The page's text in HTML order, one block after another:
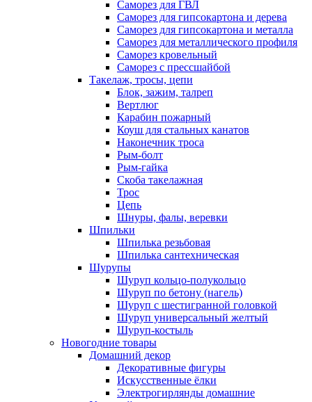
Саморез для ГВЛ
Саморез для гипсокартона и дерева
Саморез для гипсокартона и металла
Саморез для металлического профиля
Саморез кровельный
Саморез с прессшайбой
Такелаж, тросы, цепи
Блок, зажим, талреп
Вертлюг
Карабин пожарный
Коуш для стальных канатов
Наконечник троса
Рым-болт
Рым-гайка
Скоба такелажная
Трос
Цепь
Шнуры, фалы, веревки
Шпильки
Шпилька резьбовая
Шпилька сантехническая
Шурупы
Шуруп кольцо-полукольцо
Шуруп по бетону (нагель)
Шуруп с шестигранной головкой
Шуруп универсальный желтый
Шуруп-костыль
Новогодние товары
Домашний декор
Декоративные фигуры
Искусственные ёлки
Электрогирлянды домашние